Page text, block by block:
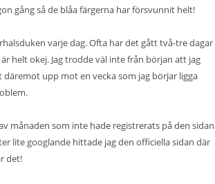
gång så de blåa färgerna har försvunnit helt!
varje dag. Ofta har det gått två-tre dagar
helt okej. Jag trodde väl inte från början att jag
upp mot en vecka som jag börjar ligga
månaden som inte hade registrerats på den sidan
lite googlande hittade jag den officiella sidan där
det!